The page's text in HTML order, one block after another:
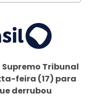
Tribunal
feira (17) para
derrubou